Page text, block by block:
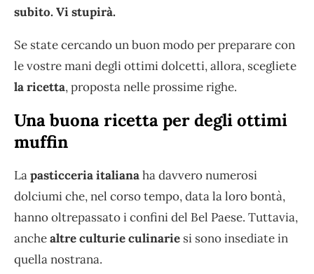
subito. Vi stupirà.
Se state cercando un buon modo per preparare con
le vostre mani degli ottimi dolcetti, allora, scegliete
la ricetta, proposta nelle prossime righe.
Una buona ricetta per degli ottimi
muffin
Lapasticceria italianaha davvero numerosi
dolciumi che, nel corso tempo, data la loro bontà,
hanno oltrepassato i confini del Bel Paese. Tuttavia,
anchealtre culturie culinarie si sono insediate in
quella nostrana.